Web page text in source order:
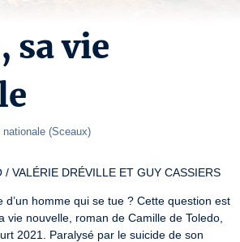
sa vie
nationale (Sceaux)
VALÉRIE DRÉVILLE ET GUY CASSIERS
d’un homme qui se tue ? Cette question est
nouvelle, roman de Camille de Toledo,
2021. Paralysé par le suicide de son